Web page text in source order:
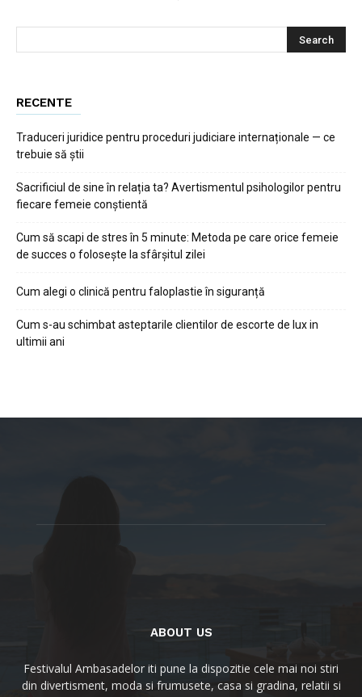
RECENTE
Traduceri juridice pentru proceduri judiciare internaționale — ce
trebuie să știi
Sacrificiul de sine în relația ta? Avertismentul psihologilor pentru
fiecare femeie conștientă
Cum să scapi de stres în 5 minute: Metoda pe care orice femeie
de succes o folosește la sfârșitul zilei
Cum alegi o clinică pentru faloplastie în siguranță
Cum s-au schimbat asteptarile clientilor de escorte de lux in
ultimii ani
ABOUT US
Festivalul Ambasadelor iti pune la dispozitie cele mai noi stiri
din divertisment, moda si frumusete, casa si gradina, relatii si